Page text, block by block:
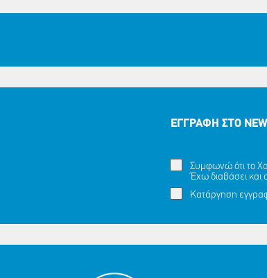
ΕΓΓΡΑΦΗ ΣΤΟ
Συμφωνώ ότι το
Έχω διαβάσει και
Κατάργηση